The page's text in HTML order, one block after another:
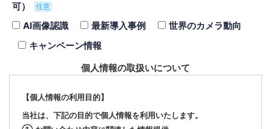
可）
任意
AI画像認識 最新導入事例
世界のカメラ動向
キャンペーン情報
個人情報の取扱いについて
【個人情報の利用目的】
当社は、下記の目的で個人情報を利用いたします。